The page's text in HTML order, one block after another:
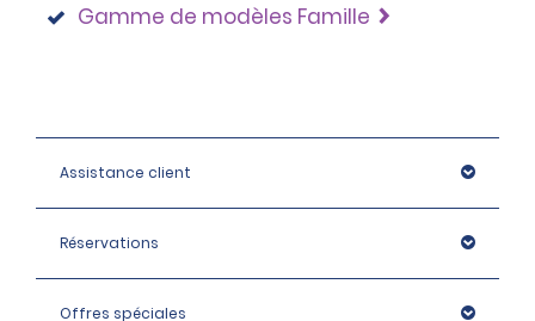
Gamme de modèles Famille
Assistance client
Réservations
Offres spéciales